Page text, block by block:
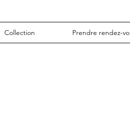
Collection Prendre rendez-